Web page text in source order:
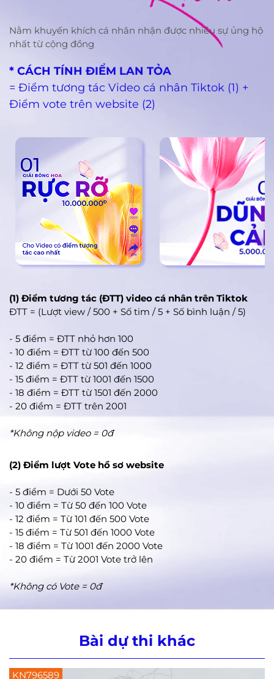
Nằm khuyến khích cá nhân nhận được nhiều sự ủng hộ
nhất từ cộng đồng
* CÁCH TÍNH ĐIỂM LAN TỎA
= Điểm tương tác Video cá nhân Tiktok (1) +
Điểm vote trên website (2)
(1) Điểm tương tác (ĐTT) video cá nhân trên Tiktok
ĐTT = (Lượt view / 500 + Số tim / 5 + Số bình luận / 5)
- 5 điểm = ĐTT nhỏ hơn 100
- 10 điểm = ĐTT từ 100 đến 500
- 12 điểm = ĐTT từ 501 đến 1000
- 15 điểm = ĐTT từ 1001 đến 1500
- 18 điểm = ĐTT từ 1501 đến 2000
- 20 điểm = ĐTT trên 2001
*Không nộp video = 0đ
(2) Điểm lượt Vote hồ sơ website
- 5 điểm = Dưới 50 Vote
- 10 điểm = Từ 50 đến 100 Vote
- 12 điểm = Từ 101 đến 500 Vote
- 15 điểm = Từ 501 đến 1000 Vote
- 18 điểm = Từ 1001 đến 2000 Vote
- 20 điểm = Từ 2001 Vote trở lên
*Không có Vote = 0đ
Bài dự thi khác
KN796912